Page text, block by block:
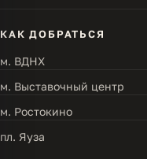
КАК ДОБРАТЬСЯ
м. ВДНХ
м. Выставочный центр
м. Ростокино
пл. Яуза